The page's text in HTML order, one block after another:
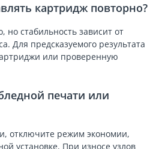
картридж повторно?
но стабильность зависит от
Для предсказуемого результата
или проверенную
печати или
отключите режим экономии,
установке. При износе узлов